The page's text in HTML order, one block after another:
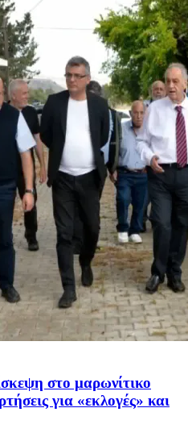
στο μαρωνίτικο
για «εκλογές» και